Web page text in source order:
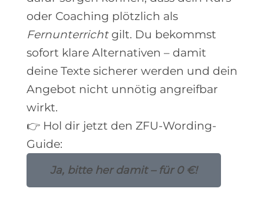
oder Coaching plötzlich als
Fernunterrichtgilt. Du bekommst
sofort klare Alternativen – damit
deine Texte sicherer werden und dein
Angebot nicht unnötig angreifbar
wirkt.
👉 Hol dir jetzt den ZFU-Wording-
Guide:
Ja, bitte her damit – für 0 €!